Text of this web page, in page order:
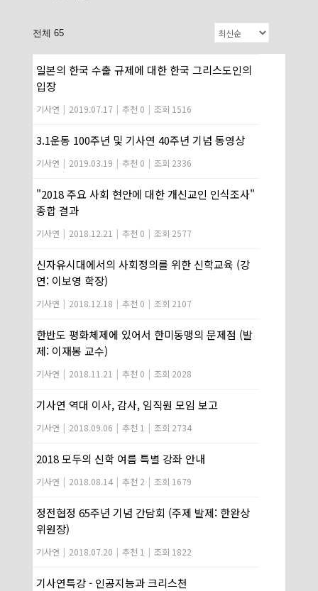
전체 65
일본의 한국 수출 규제에 대한 한국 그리스도인의
입장
기사연 | 2019.07.17 | 추천 0 | 조회 1516
3.1운동 100주년 및 기사연 40주년 기념 동영상
기사연 | 2019.03.19 | 추천 0 | 조회 2336
"2018 주요 사회 현안에 대한 개신교인 인식조사"
종합 결과
기사연 | 2018.12.21 | 추천 0 | 조회 2577
신자유시대에서의 사회정의를 위한 신학교육 (강
연: 이보영 학장)
기사연 | 2018.12.18 | 추천 0 | 조회 2107
한반도 평화체제에 있어서 한미동맹의 문제점 (발
제: 이재봉 교수)
기사연 | 2018.11.21 | 추천 0 | 조회 2028
기사연 역대 이사, 감사, 임직원 모임 보고
기사연 | 2018.09.06 | 추천 1 | 조회 2734
2018 모두의 신학 여름 특별 강좌 안내
기사연 | 2018.08.14 | 추천 2 | 조회 1679
정전협정 65주년 기념 간담회 (주제 발제: 한완상
위원장)
기사연 | 2018.07.20 | 추천 1 | 조회 1822
기사연특강 - 인공지능과 크리스천